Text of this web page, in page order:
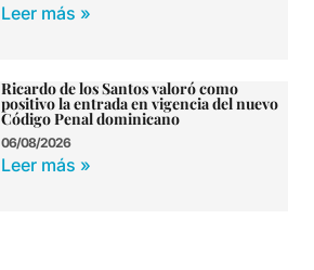
Leer más »
Ricardo de los Santos valoró como
positivo la entrada en vigencia del nuevo
Código Penal dominicano
06/08/2026
Leer más »